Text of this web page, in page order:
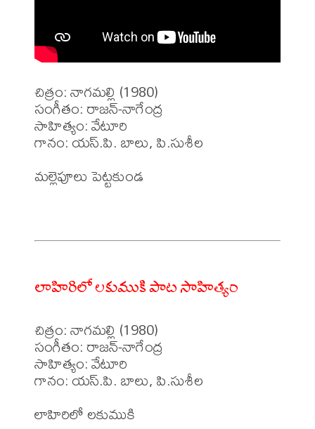
చిత్రం: నాగమల్లి (1980)
సంగీతం: రాజన్-నాగేంద్ర
సాహిత్యం: వేటూరి
గానం: యస్.పి. బాలు, పి.సుశీల
మల్లెపూలు పెట్టకుండ
లాహిరిలో లకుముకి పాట సాహిత్యం
చిత్రం: నాగమల్లి (1980)
సంగీతం: రాజన్-నాగేంద్ర
సాహిత్యం: వేటూరి
గానం: యస్.పి. బాలు, పి.సుశీల
లాహిరిలో లకుముకి